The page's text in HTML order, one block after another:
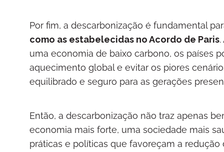
Por fim, a descarbonização é fundamental
como as estabelecidas no Acordo de Paris.
uma economia de baixo carbono, os países
aquecimento global e evitar os piores
equilibrado e seguro para as gerações
Então, a descarbonização não traz apenas
economia mais forte, uma sociedade mais
práticas e políticas que favoreçam a